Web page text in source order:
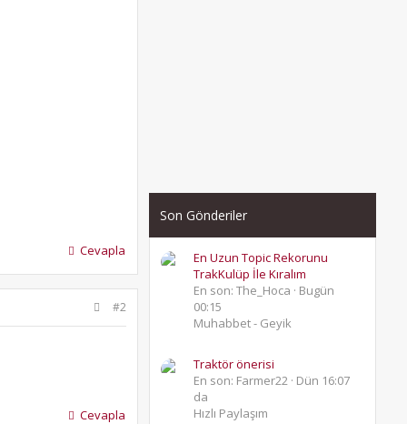
Cevapla
#2
Cevapla
Son Gönderiler
En Uzun Topic Rekorunu
TrakKulüp İle Kıralım
En son: The_Hoca
Bugün
00:15
Muhabbet - Geyik
Traktör önerisi
En son: Farmer22 Dün 16:07
da
Hızlı Paylaşım